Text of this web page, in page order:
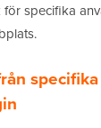
specifika